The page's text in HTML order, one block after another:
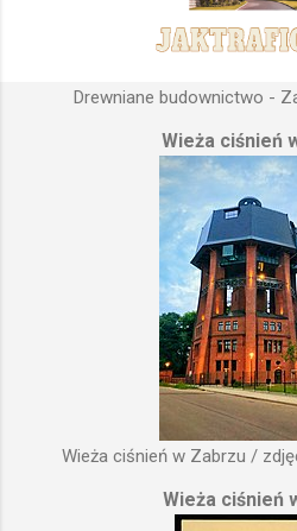
Drewniane budownictwo -
Wieża ciśnień
Wieża ciśnień w Zabrzu /
Wieża ciśnień